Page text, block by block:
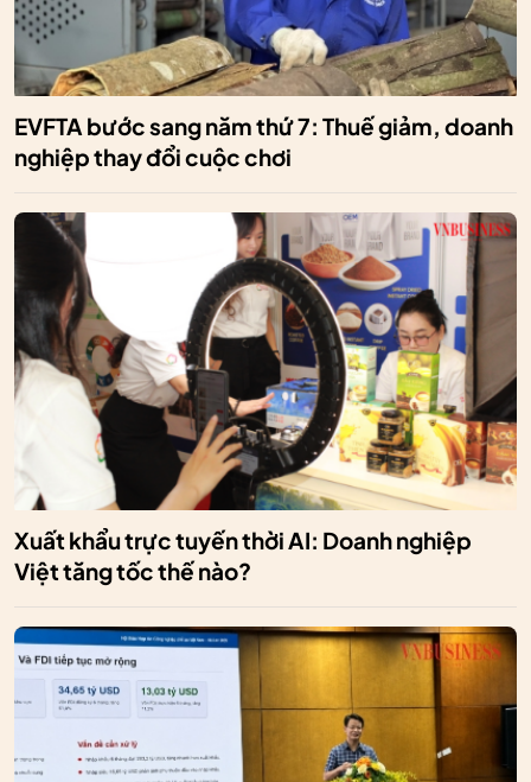
EVFTA bước sang năm thứ 7: Thuế giảm, doanh
nghiệp thay đổi cuộc chơi
Xuất khẩu trực tuyến thời AI: Doanh nghiệp
Việt tăng tốc thế nào?